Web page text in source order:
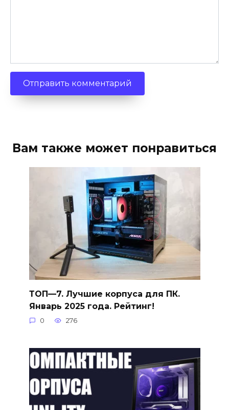
Вам также может понравиться
ТОП—7. Лучшие корпуса для ПК.
Январь 2025 года. Рейтинг!
0 276